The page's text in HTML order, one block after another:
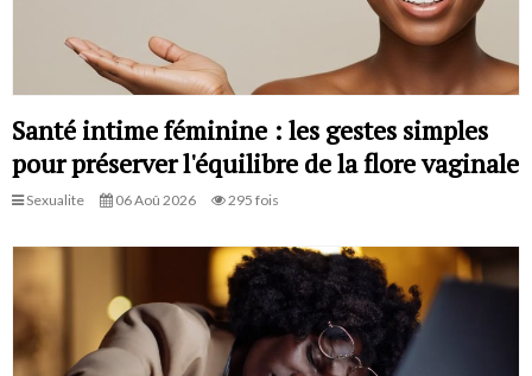
Santé intime féminine : les gestes simples
pour préserver l'équilibre de la flore vaginale
Sexualite 06 Aoû 2026 295 fois